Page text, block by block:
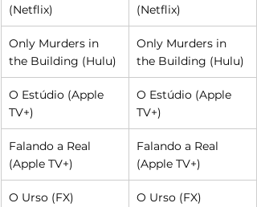
(Netflix)
(Netflix)
Only Murders in
the Building (Hulu)
Only Murders in
the Building (Hulu)
O Estúdio (Apple
TV+)
O Estúdio (Apple
TV+)
Falando a Real
(Apple TV+)
Falando a Real
(Apple TV+)
O Urso (FX) O Urso (FX)